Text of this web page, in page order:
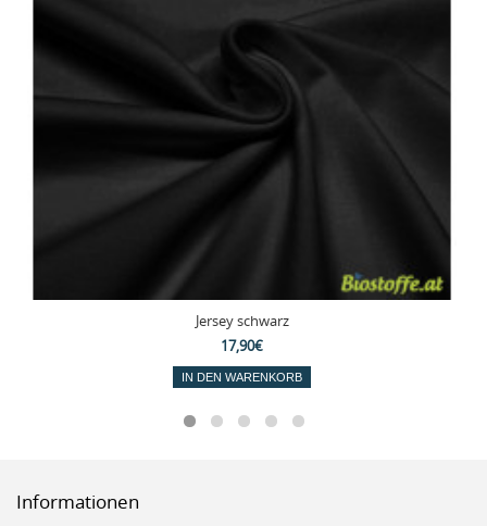
Jersey schwarz
17,90€
IN DEN WARENKORB
Informationen